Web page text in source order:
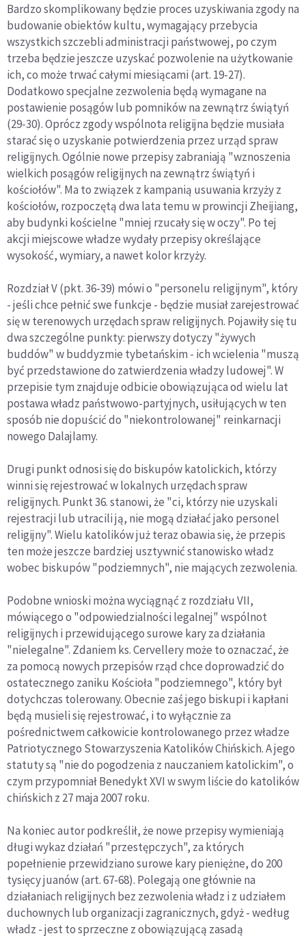
Bardzo skomplikowany będzie proces uzyskiwania zgody na
budowanie obiektów kultu, wymagający przebycia
wszystkich szczebli administracji państwowej, po czym
trzeba będzie jeszcze uzyskać pozwolenie na użytkowanie
ich, co może trwać całymi miesiącami (art. 19-27).
Dodatkowo specjalne zezwolenia będą wymagane na
postawienie posągów lub pomników na zewnątrz świątyń
(29-30). Oprócz zgody wspólnota religijna będzie musiała
starać się o uzyskanie potwierdzenia przez urząd spraw
religijnych. Ogólnie nowe przepisy zabraniają "wznoszenia
wielkich posągów religijnych na zewnątrz świątyń i
kościołów". Ma to związek z kampanią usuwania krzyży z
kościołów, rozpoczętą dwa lata temu w prowincji Zheijiang,
aby budynki kościelne "mniej rzucały się w oczy". Po tej
akcji miejscowe władze wydały przepisy określające
wysokość, wymiary, a nawet kolor krzyży.
Rozdział V (pkt. 36-39) mówi o "personelu religijnym", który
- jeśli chce pełnić swe funkcje - będzie musiał zarejestrować
się w terenowych urzędach spraw religijnych. Pojawiły się tu
dwa szczególne punkty: pierwszy dotyczy "żywych
buddów" w buddyzmie tybetańskim - ich wcielenia "muszą
być przedstawione do zatwierdzenia władzy ludowej". W
przepisie tym znajduje odbicie obowiązująca od wielu lat
postawa władz państwowo-partyjnych, usiłujących w ten
sposób nie dopuścić do "niekontrolowanej" reinkarnacji
nowego Dalajlamy.
Drugi punkt odnosi się do biskupów katolickich, którzy
winni się rejestrować w lokalnych urzędach spraw
religijnych. Punkt 36. stanowi, że "ci, którzy nie uzyskali
rejestracji lub utracili ją, nie mogą działać jako personel
religijny". Wielu katolików już teraz obawia się, że przepis
ten może jeszcze bardziej usztywnić stanowisko władz
wobec biskupów "podziemnych", nie mających zezwolenia.
Podobne wnioski można wyciągnąć z rozdziału VII,
mówiącego o "odpowiedzialności legalnej" wspólnot
religijnych i przewidującego surowe kary za działania
"nielegalne". Zdaniem ks. Cervellery może to oznaczać, że
za pomocą nowych przepisów rząd chce doprowadzić do
ostatecznego zaniku Kościoła "podziemnego", który był
dotychczas tolerowany. Obecnie zaś jego biskupi i kapłani
będą musieli się rejestrować, i to wyłącznie za
pośrednictwem całkowicie kontrolowanego przez władze
Patriotycznego Stowarzyszenia Katolików Chińskich. A jego
statuty są "nie do pogodzenia z nauczaniem katolickim", o
czym przypomniał Benedykt XVI w swym liście do katolików
chińskich z 27 maja 2007 roku.
Na koniec autor podkreślił, że nowe przepisy wymieniają
długi wykaz działań "przestępczych", za których
popełnienie przewidziano surowe kary pieniężne, do 200
tysięcy juanów (art. 67-68). Polegają one głównie na
działaniach religijnych bez zezwolenia władz i z udziałem
duchownych lub organizacji zagranicznych, gdyż - według
władz - jest to sprzeczne z obowiązującą zasadą